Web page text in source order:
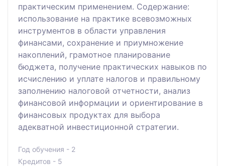
практическим применением. Содержание:
использование на практике всевозможных
инструментов в области управления
финансами, сохранение и приумножение
накоплений, грамотное планирование
бюджета, получение практических навыков по
исчислению и уплате налогов и правильному
заполнению налоговой отчетности, анализ
финансовой информации и ориентирование в
финансовых продуктах для выбора
адекватной инвестиционной стратегии.
Год обучения - 2
Кредитов - 5